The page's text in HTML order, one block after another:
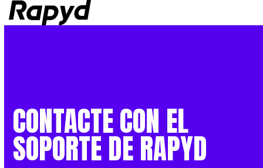
CONTACTE CON EL
SOPORTE DE RAPYD